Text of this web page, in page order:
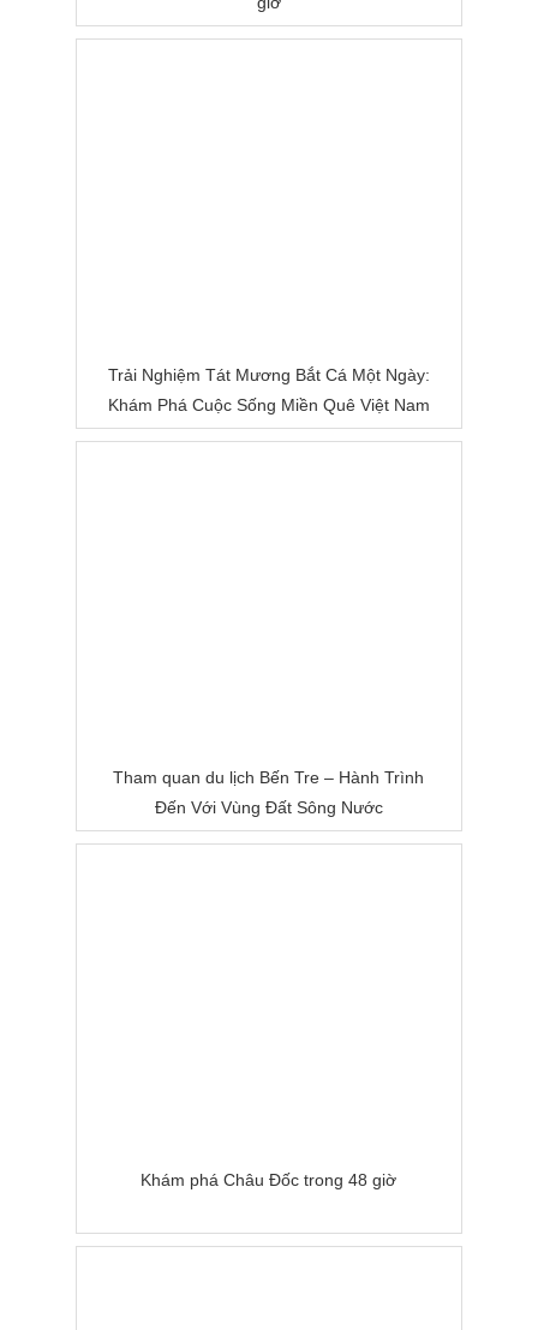
Trải Nghiệm Tát Mương Bắt Cá Một Ngày:
Khám Phá Cuộc Sống Miền Quê Việt Nam
Tham quan du lịch Bến Tre – Hành Trình
Đến Với Vùng Đất Sông Nước
Khám phá Châu Đốc trong 48 giờ